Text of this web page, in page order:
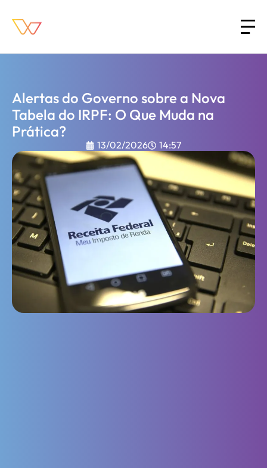
Alertas do Governo sobre a Nova
Tabela do IRPF: O Que Muda na
Prática?
13/02/2026 14:57